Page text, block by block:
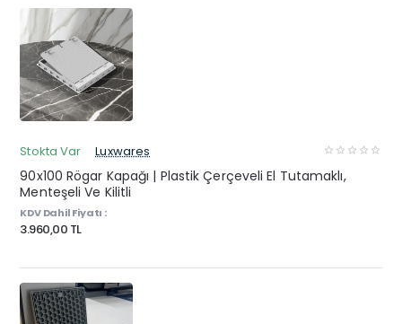
Stokta Var Luxwares
90x100 Rögar Kapağı | Plastik Çerçeveli El Tutamaklı,
Menteşeli Ve Kilitli
KDV Dahil Fiyatı :
3.960,00 TL